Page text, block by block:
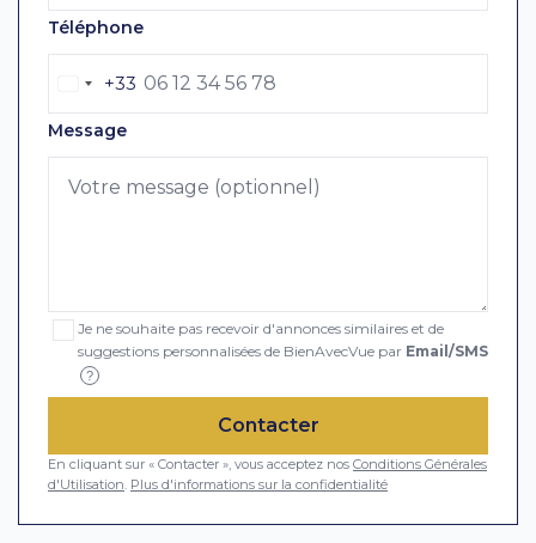
Téléphone
+33
Message
Je ne souhaite pas recevoir d'annonces similaires et de
suggestions personnalisées de BienAvecVue par Email/SMS
?
Contacter
En cliquant sur « Contacter », vous acceptez nos Conditions Générales
d'Utilisation Plus d'informations sur la confidentialité